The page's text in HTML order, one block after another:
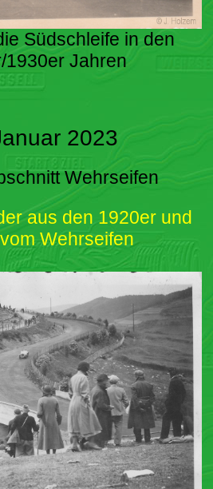
Südschleife in den
1930er Jahren
2023
Wehrseifen
aus den 1920er und
Wehrseifen